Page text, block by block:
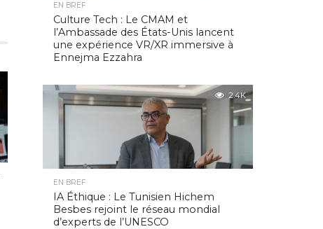
EN BREF
Culture Tech : Le CMAM et
l’Ambassade des États-Unis lancent
une expérience VR/XR immersive à
Ennejma Ezzahra
2.4K
EN BREF
IA Éthique : Le Tunisien Hichem
Besbes rejoint le réseau mondial
d’experts de l’UNESCO